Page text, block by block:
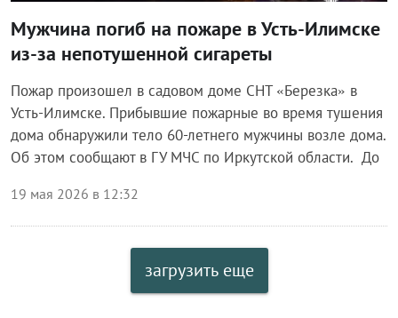
Мужчина погиб на пожаре в Усть-Илимске
из-за непотушенной сигареты
Пожар произошел в садовом доме СНТ «Березка» в
Усть-Илимске. Прибывшие пожарные во время тушения
дома обнаружили тело 60-летнего мужчины возле дома.
Об этом сообщают в ГУ МЧС по Иркутской области. До
19 мая 2026 в 12:32
загрузить еще